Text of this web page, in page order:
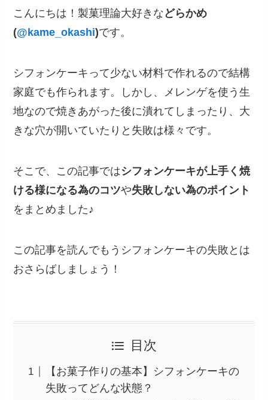
こんにちは！製菓理論大好きな どらかめ
(@kame_okashi)です。
シフォンケーキって少ない材料で作れるので結構
家庭でも作られます。しかし、メレンゲを使う生
地なので焼きあがった後に潰れてしまったり、大
きな穴が開いていたりと失敗は様々です。
そこで、この記事ではシフォンケーキが上手く焼
ける様になる為のコツや失敗しない為のポイント
をまとめました♪
この記事を読んでもうシフォンケーキの失敗とは
おさらばしましょう！
目次
【お菓子作りの基本】シフォンケーキの
失敗ってどんな状態？